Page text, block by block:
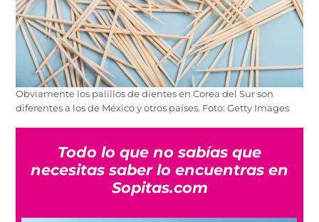
Obviamente los palillos de dientes en Corea del Sur son
diferentes a los de México y otros países. Foto: Getty Images
Todo lo que no sabías que
necesitas saber lo encuentras en
Sopitas.com